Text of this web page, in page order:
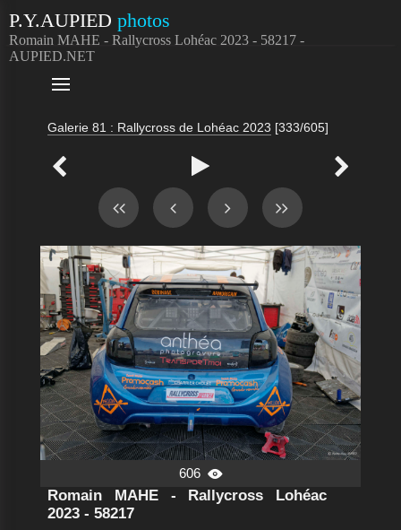
P.Y.AUPIED photos
Romain MAHE - Rallycross Lohéac 2023 - 58217 -
AUPIED.NET

Galerie 81 : Rallycross de Lohéac 2023 [333/605]
  
606 
Romain MAHE - Rallycross Lohéac
2023 - 58217